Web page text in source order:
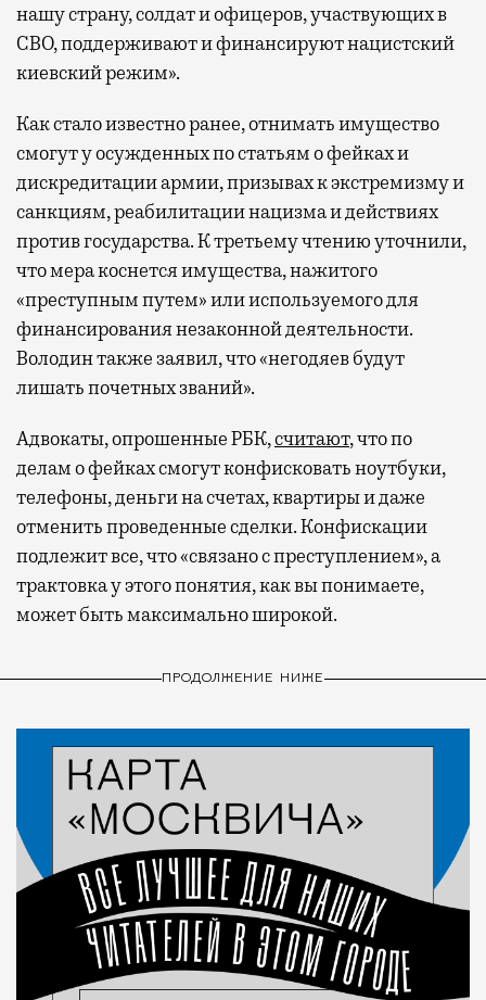
нашу страну, солдат и офицеров, участвующих в
СВО, поддерживают и финансируют нацистский
киевский режим».
Как стало известно ранее, отнимать имущество
смогут у осужденных по статьям о фейках и
дискредитации армии, призывах к экстремизму и
санкциям, реабилитации нацизма и действиях
против государства. К третьему чтению уточнили,
что мера коснется имущества, нажитого
«преступным путем» или используемого для
финансирования незаконной деятельности.
Володин также заявил, что «негодяев будут
лишать почетных званий».
Адвокаты, опрошенные РБК,считают, что по
делам о фейках смогут конфисковать ноутбуки,
телефоны, деньги на счетах, квартиры и даже
отменить проведенные сделки. Конфискации
подлежит все, что «связано с преступлением», а
трактовка у этого понятия, как вы понимаете,
может быть максимально широкой.
ПРОДОЛЖЕНИЕ НИЖЕ